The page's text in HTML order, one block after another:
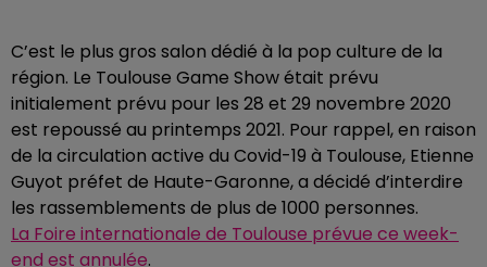
C’est le plus gros salon dédié à la pop culture de la
région. Le Toulouse Game Show était prévu
initialement prévu pour les 28 et 29 novembre 2020
est repoussé au printemps 2021. Pour rappel, en raison
de la circulation active du Covid-19 à Toulouse, Etienne
Guyot préfet de Haute-Garonne, a décidé d’interdire
les rassemblements de plus de 1000 personnes.
La Foire internationale de Toulouse prévue ce week-
end est annulée.